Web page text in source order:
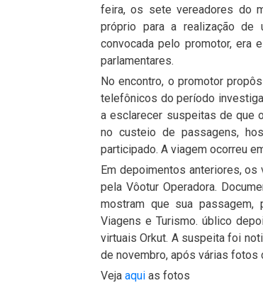
feira, os sete vereadores do
próprio para a realização de
convocada pelo promotor, era
parlamentares.
No encontro, o promotor
telefônicos do período
a esclarecer suspeitas de que
no custeio de passagens,
participado. A viagem ocorreu
Em depoimentos anteriores,
pela Vôotur Operadora.
mostram que sua
Viagens e Turismo. úblico
virtuais Orkut. A suspeita foi
de novembro, após várias fotos
Veja aqui as fotos